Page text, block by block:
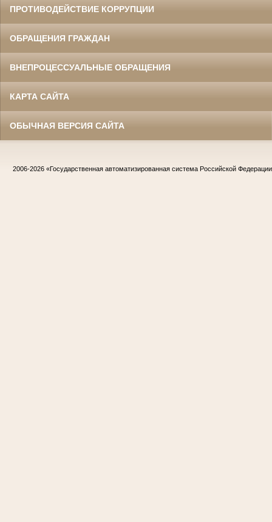
ПРОТИВОДЕЙСТВИЕ КОРРУПЦИИ
ОБРАЩЕНИЯ ГРАЖДАН
ВНЕПРОЦЕССУАЛЬНЫЕ ОБРАЩЕНИЯ
КАРТА САЙТА
ОБЫЧНАЯ ВЕРСИЯ САЙТА
2006-2026 «Государственная автоматизированная система Российской